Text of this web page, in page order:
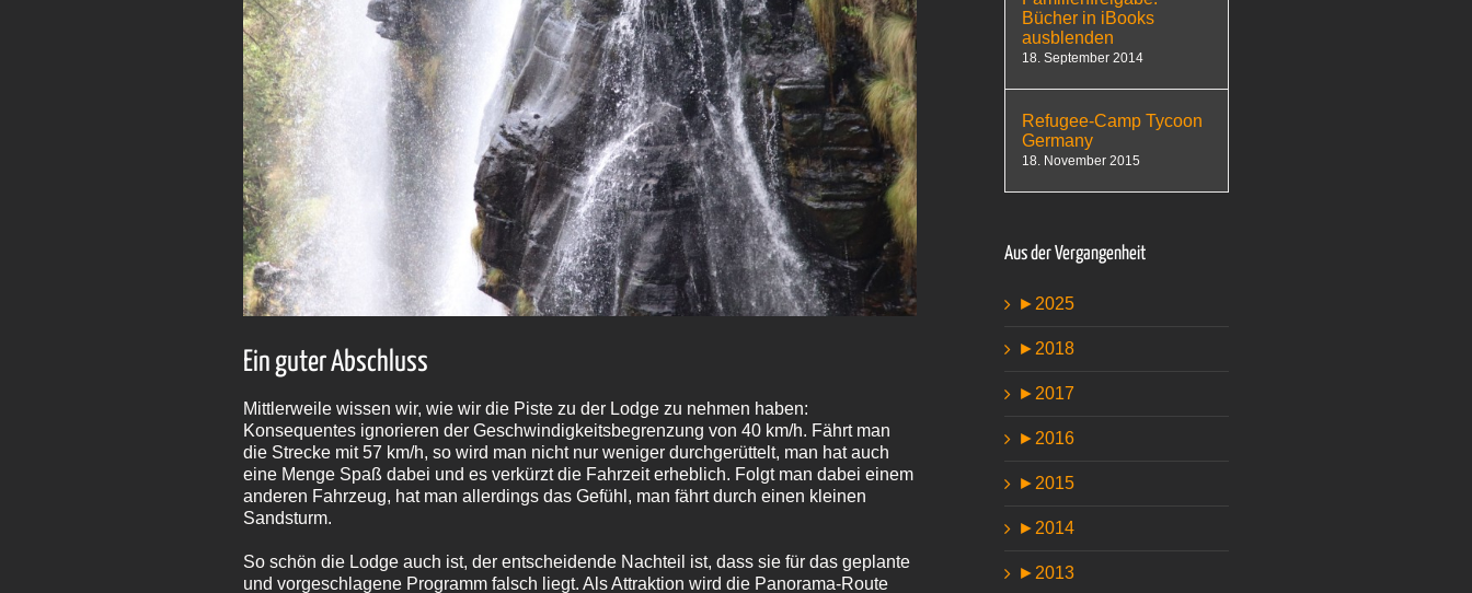
Ein guter Abschluss
Mittlerweile wissen wir, wie wir die Piste zu der Lodge zu nehmen haben:
Konsequentes ignorieren der Geschwindigkeitsbegrenzung von 40 km/h. Fährt man
die Strecke mit 57 km/h, so wird man nicht nur weniger durchgerüttelt, man hat auch
eine Menge Spaß dabei und es verkürzt die Fahrzeit erheblich. Folgt man dabei einem
anderen Fahrzeug, hat man allerdings das Gefühl, man fährt durch einen kleinen
Sandsturm.
So schön die Lodge auch ist, der entscheidende Nachteil ist, dass sie für das geplante
und vorgeschlagene Programm falsch liegt. Als Attraktion wird die Panorama-Route
Bücher in iBooks
ausblenden
18. September 2014
Refugee-Camp Tycoon
Germany
18. November 2015
Aus der Vergangenheit
► 2025
► 2018
► 2017
► 2016
► 2015
► 2014
► 2013